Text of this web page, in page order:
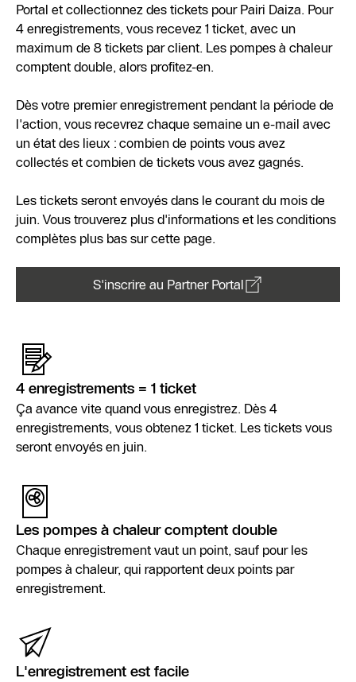
Portal et collectionnez des tickets pour Pairi Daiza. Pour
4 enregistrements, vous recevez 1 ticket, avec un
maximum de 8 tickets par client. Les pompes à chaleur
comptent double, alors profitez-en.
Dès votre premier enregistrement pendant la période de
l'action, vous recevrez chaque semaine un e-mail avec
un état des lieux : combien de points vous avez
collectés et combien de tickets vous avez gagnés.
Les tickets seront envoyés dans le courant du mois de
juin. Vous trouverez plus d'informations et les conditions
complètes plus bas sur cette page.
S'inscrire au Partner Portal
4 enregistrements = 1 ticket
Ça avance vite quand vous enregistrez. Dès 4
enregistrements, vous obtenez 1 ticket. Les tickets vous
seront envoyés en juin.
Les pompes à chaleur comptent double
Chaque enregistrement vaut un point, sauf pour les
pompes à chaleur, qui rapportent deux points par
enregistrement.
L'enregistrement est facile